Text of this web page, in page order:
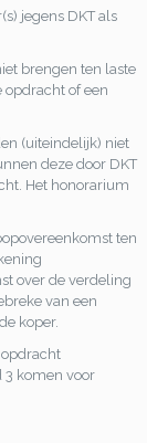
jegens DKT als
brengen ten laste
opdracht of een
(uiteindelijk) niet
deze door DKT
Het honorarium
ten
over de verdeling
van een
koper.
opdracht
3 komen voor